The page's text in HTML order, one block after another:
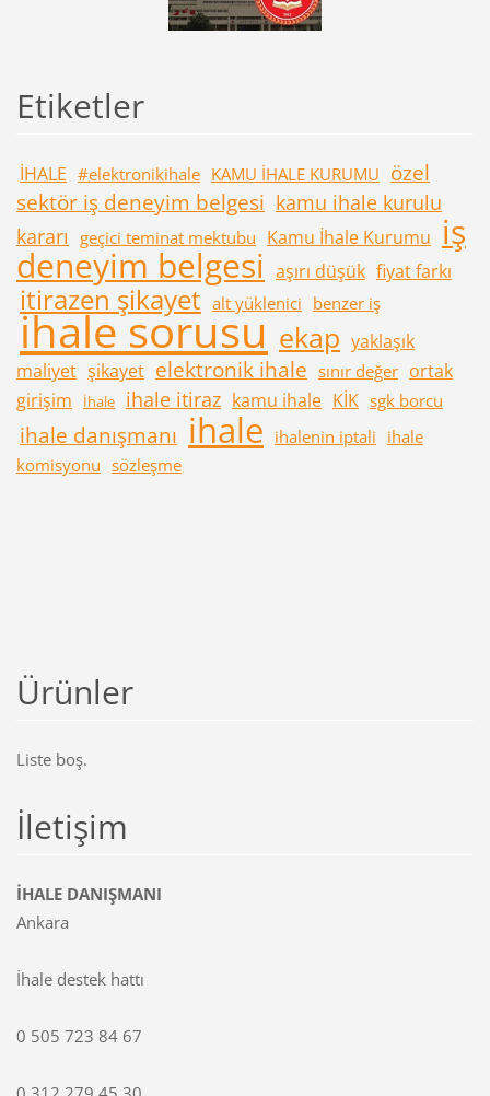
Etiketler
İHALE #elektronikihale KAMU İHALE KURUMU özel
sektör iş deneyim belgesi kamu ihale kurulu
kararı geçici teminat mektubu Kamu İhale Kurumu iş
deneyim belgesi aşırı düşük fiyat farkı
itirazen şikayet alt yüklenici benzer iş
ihale sorusu ekap yaklaşık
maliyet şikayet elektronik ihale sınır değer ortak
girişim
İhale ihale itiraz kamu ihale KİK sgk borcu
ihale danışmanı ihale ihalenin iptali ihale
komisyonu sözleşme
Ürünler
Liste boş.
İletişim
İHALE DANIŞMANI
Ankara
İhale destek hattı
0 505 723 84 67